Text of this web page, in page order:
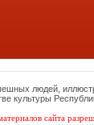
людей,
культуры
сайта